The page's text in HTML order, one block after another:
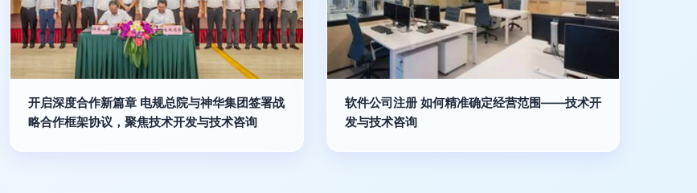
开启深度合作新篇章 电规总院与神华集团签署战
略合作框架协议，聚焦技术开发与技术咨询
软件公司注册 如何精准确定经营范围——技术开
发与技术咨询